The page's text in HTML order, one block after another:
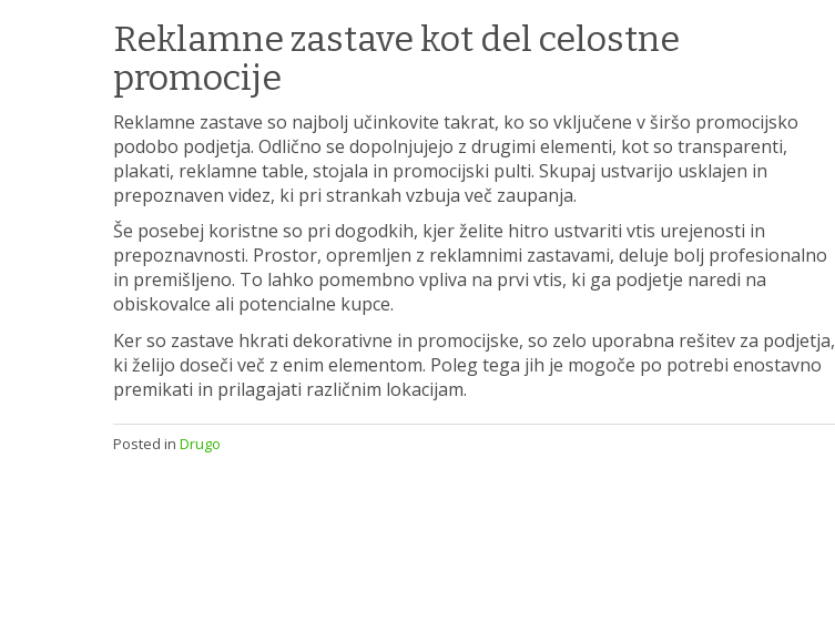
Reklamne zastave kot del celostne
promocije
Reklamne zastave so najbolj učinkovite takrat, ko so vključene v širšo promocijsko
podobo podjetja. Odlično se dopolnjujejo z drugimi elementi, kot so transparenti,
plakati, reklamne table, stojala in promocijski pulti. Skupaj ustvarijo usklajen in
prepoznaven videz, ki pri strankah vzbuja več zaupanja.
Še posebej koristne so pri dogodkih, kjer želite hitro ustvariti vtis urejenosti in
prepoznavnosti. Prostor, opremljen z reklamnimi zastavami, deluje bolj profesionalno
in premišljeno. To lahko pomembno vpliva na prvi vtis, ki ga podjetje naredi na
obiskovalce ali potencialne kupce.
Ker so zastave hkrati dekorativne in promocijske, so zelo uporabna rešitev za podjetja,
ki želijo doseči več z enim elementom. Poleg tega jih je mogoče po potrebi enostavno
premikati in prilagajati različnim lokacijam.
Posted in Drugo